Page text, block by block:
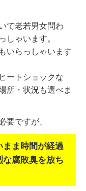
て老若男女問わ
しゃいます。
いらっしゃいます
ートショックな
所・状況も選べま
要ですが、
ま時間が経過
な腐敗臭を放ち